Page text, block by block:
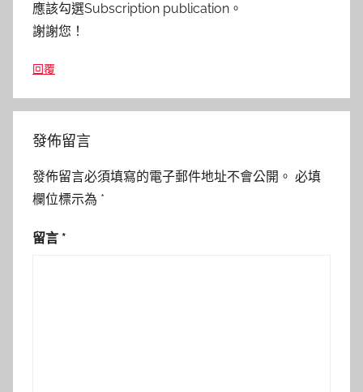
應該勾選Subscription publication。
謝謝您！
回覆
發佈留言
發佈留言必須填寫的電子郵件地址不會公開。 必填
欄位標示為 *
留言 *